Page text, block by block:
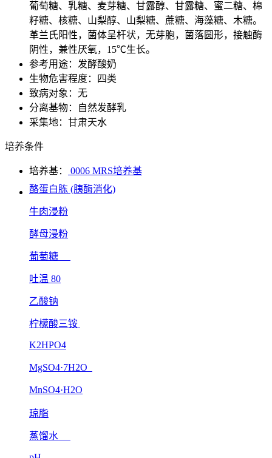
葡萄糖、乳糖、麦芽糖、甘露醇、甘露糖、蜜二糖、棉
籽糖、核糖、山梨醇、山梨糖、蔗糖、海藻糖、木糖。
革兰氏阳性，菌体呈杆状，无芽胞，菌落圆形，接触酶
阴性，兼性厌氧，15℃生长。
参考用途：发酵酸奶
生物危害程度：四类
致病对象：无
分离基物：自然发酵乳
采集地：甘肃天水
培养条件
培养基：
0006 MRS培养基
酪蛋白胨 (胰酶消化)
牛肉浸粉
酵母浸粉
葡萄糖
吐温 80
乙酸钠
柠檬酸三铵
K2HPO4
MgSO4·7H2O
MnSO4·H2O
琼脂
蒸馏水